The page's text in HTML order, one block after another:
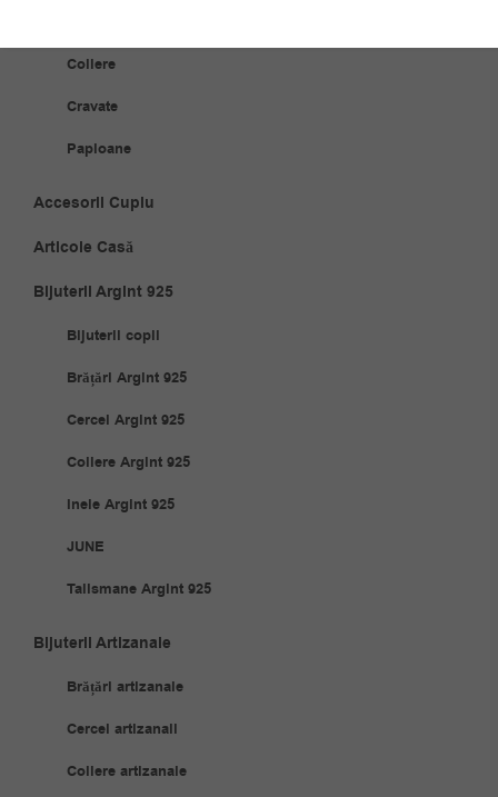
Coliere
Cravate
Papioane
Accesorii Cuplu
Articole Casă
Bijuterii Argint 925
Bijuterii copii
Brățări Argint 925
Cercei Argint 925
Coliere Argint 925
Inele Argint 925
JUNE
Talismane Argint 925
Bijuterii Artizanale
Brățări artizanale
Cercei artizanali
Coliere artizanale